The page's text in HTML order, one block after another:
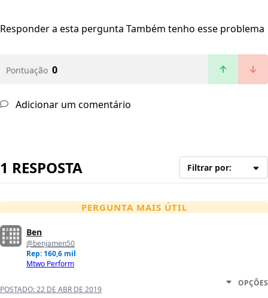
Responder a esta pergunta Também tenho esse problema
Pontuação 0
Adicionar um comentário
1 RESPOSTA Filtrar por:
PERGUNTA MAIS ÚTIL
Ben
@benjamen50
Rep: 160,6 mil
Mtwo Perform
POSTADO:22 DE ABR DE 2019
OPÇÕES